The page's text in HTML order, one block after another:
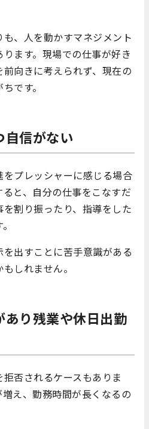
、人を動かすマネジメント
ます。現場での仕事が好き
向きに考えられず、現在の
です。
信がない
プレッシャーに感じる場合
と、自分の仕事をこなすだ
割り振ったり、指導をした
出すことに苦手意識がある
しれません。
り残業や休日出勤
否されるケースもありま
え、勤務時間が長くなるの